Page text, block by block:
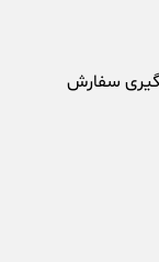
سفارش